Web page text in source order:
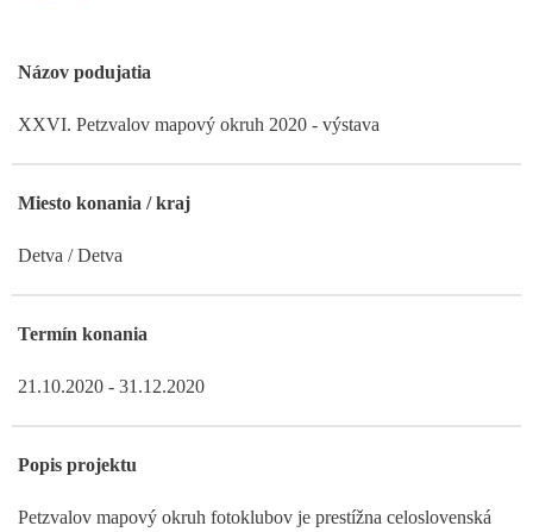
Názov podujatia
XXVI. Petzvalov mapový okruh 2020 - výstava
Miesto konania / kraj
Detva / Detva
Termín konania
21.10.2020 - 31.12.2020
Popis projektu
Petzvalov mapový okruh fotoklubov je prestížna celoslovenská